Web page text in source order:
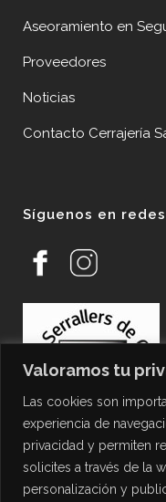
Valoramos tu
Las cookies son
experiencia de
privacidad y permiten
solicites a través de la
personalización y
Aseoramiento en
Proveedores
Noticias
Contacto Cerrajería
Síguenos en
PROTECCIÓN DE